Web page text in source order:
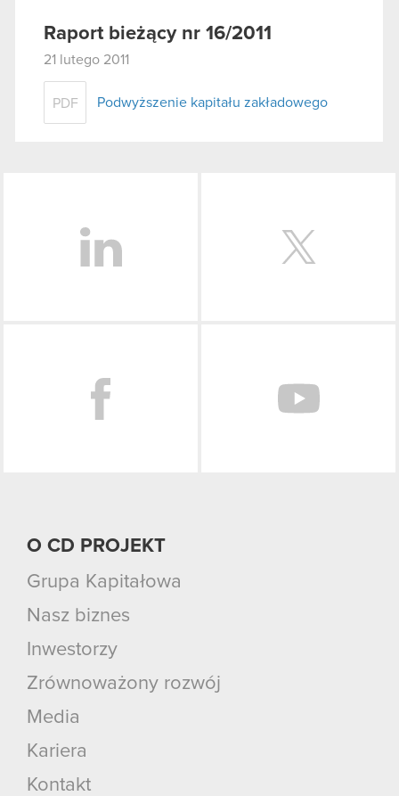
Raport bieżący nr 16/2011
21 lutego 2011
PDF Podwyższenie kapitału zakładowego
O CD PROJEKT
Grupa Kapitałowa
Nasz biznes
Inwestorzy
Zrównoważony rozwój
Media
Kariera
Kontakt